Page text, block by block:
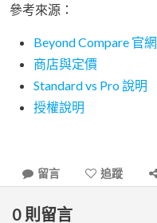
參考來源：
Beyond Compare 官網
商店與定價
Standard vs Pro 說明
授權說明
留言 追蹤
0 則留言